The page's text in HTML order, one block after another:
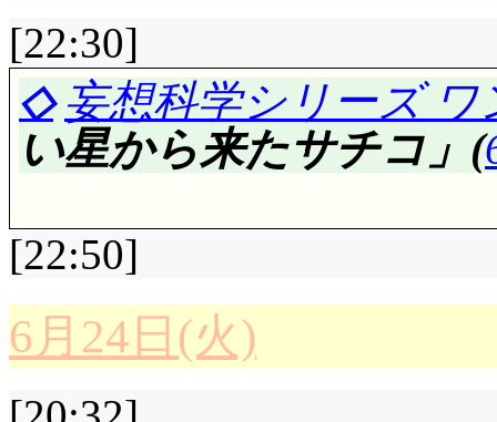
ままにしている心を
『行った』と大見栄
言葉で科学を動かし
んでしょうか。母子
ちらにも距離を置い
ワンダバ7号を発進
こに乗り込んで来た
[22:30]
◇ 妄想科学シリーズ
い星から来たサチコ」(
評価……☆☆☆(前回比:
[22:50]
6月24日(火)